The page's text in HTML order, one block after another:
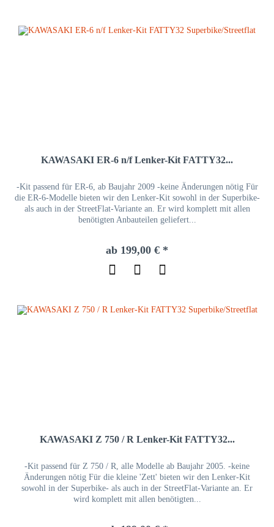
KAWASAKI ER-6 n/f Lenker-Kit FATTY32...
-Kit passend für ER-6, ab Baujahr 2009 -keine Änderungen nötig Für
die ER-6-Modelle bieten wir den Lenker-Kit sowohl in der Superbike-
als auch in der StreetFlat-Variante an. Er wird komplett mit allen
benötigten Anbauteilen geliefert...
ab 199,00 € *
KAWASAKI Z 750 / R Lenker-Kit FATTY32...
-Kit passend für Z 750 / R, alle Modelle ab Baujahr 2005. -keine
Änderungen nötig Für die kleine 'Zett' bieten wir den Lenker-Kit
sowohl in der Superbike- als auch in der StreetFlat-Variante an. Er
wird komplett mit allen benötigten...